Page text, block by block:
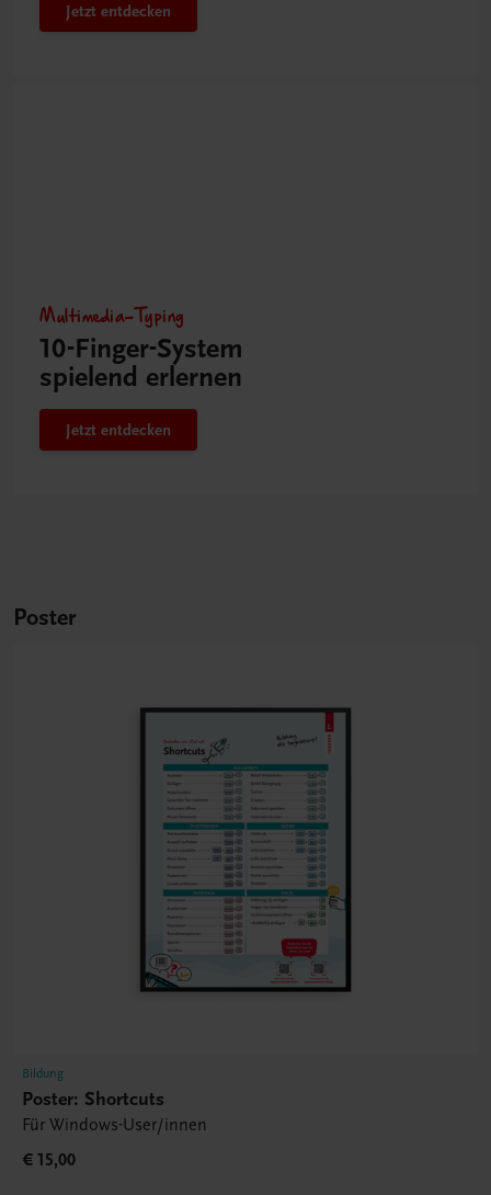
Jetzt entdecken
Multimedia-Typing
10-Finger-­System
spielend erlernen
Jetzt entdecken
Poster
Bildung
Poster: Shortcuts
Für Windows-User/innen
€ 15,00